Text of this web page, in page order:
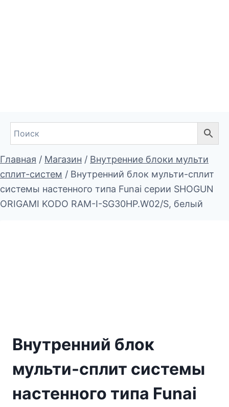
Главная / Магазин / Внутренние блоки мульти
сплит-систем / Внутренний блок мульти-сплит
системы настенного типа Funai серии SHOGUN
ORIGAMI KODO RAM-I-SG30HP.W02/S, белый
Внутренний блок
мульти-сплит системы
настенного типа Funai